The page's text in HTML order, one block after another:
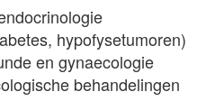
hypofysetumoren)
en gynaecologie
behandelingen